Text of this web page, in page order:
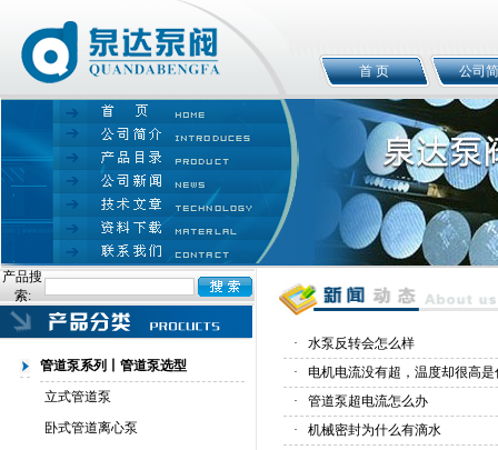
首 页 公司
产品搜
索:
管道泵系列丨管道泵选型
立式管道泵
卧式管道离心泵
·
水泵反转会怎么样
·
电机电流没有超，温度却很高是
·
管道泵超电流怎么办
·
机械密封为什么有滴水